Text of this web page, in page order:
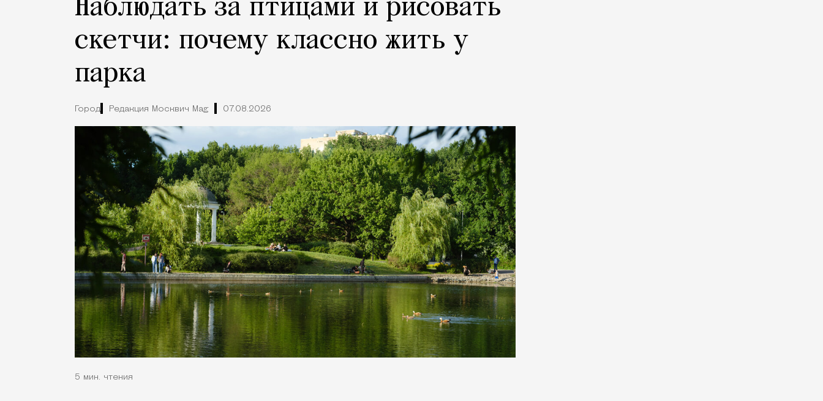
Наблюдать за птицами и рисовать
скетчи: почему классно жить у
парка
Город Редакция Москвич Mag 07.08.2026
5 мин. чтения